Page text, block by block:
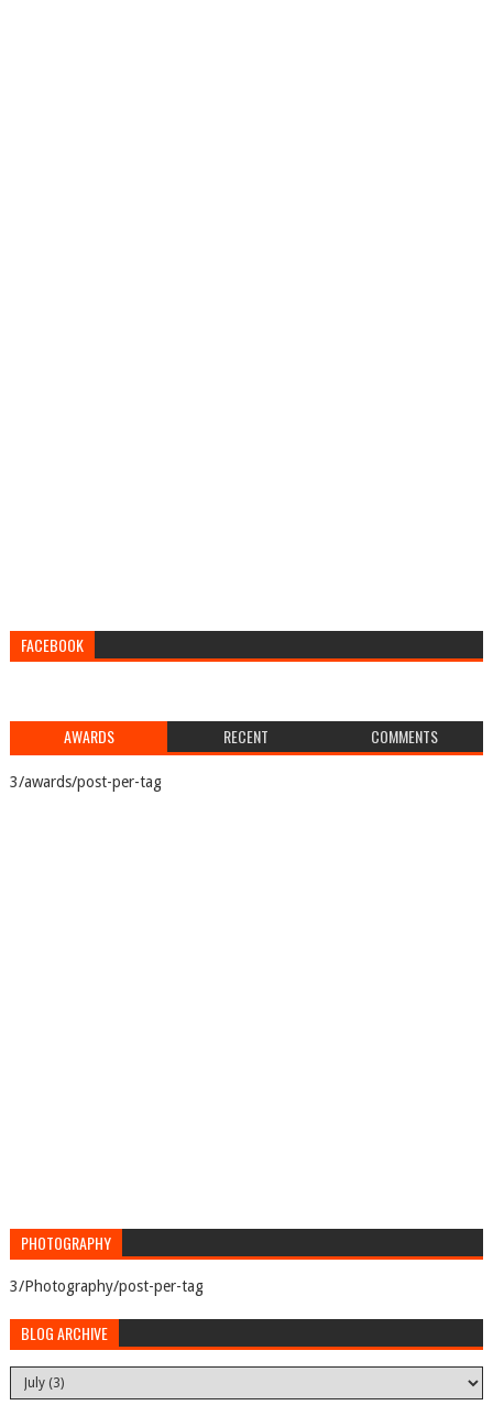
FACEBOOK
AWARDS RECENT COMMENTS
3/awards/post-per-tag
PHOTOGRAPHY
3/Photography/post-per-tag
BLOG ARCHIVE